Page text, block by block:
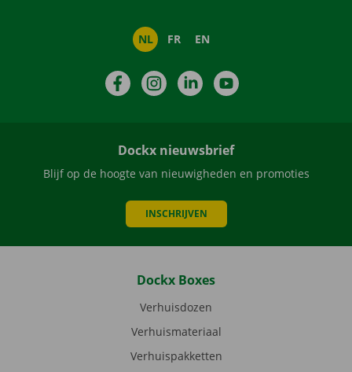
NL FR EN
FacebookInstagramLinkedIn
Dockx nieuwsbrief
Blijf op de hoogte van nieuwigheden en promoties
INSCHRIJVEN
Dockx Boxes
Verhuisdozen
Verhuismateriaal
Verhuispakketten